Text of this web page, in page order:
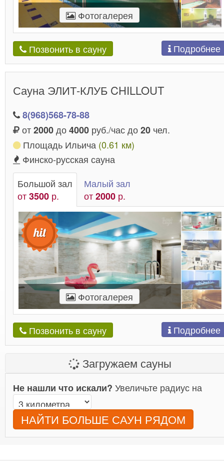
Фотогалерея
Позвонить в сауну Подробнее
Сауна ЭЛИТ-КЛУБ CHILLOUT
8(968)568-78-88
от2000до4000 руб./час до20 чел.
Площадь Ильича (0.61 км)
Финско-русская сауна
Большой зал
от3500 р.
Малый зал
от2000 р.
Фотогалерея
Позвонить в сауну Подробнее
Загружаем сауны
Не нашли что искали? Увеличьте радиус на
НАЙТИ БОЛЬШЕ САУН РЯДОМ